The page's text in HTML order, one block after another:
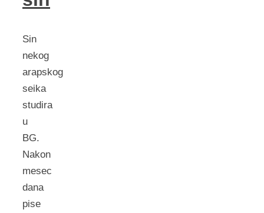
Sin
nekog
arapskog
seika
studira
u
BG.
Nakon
mesec
dana
pise